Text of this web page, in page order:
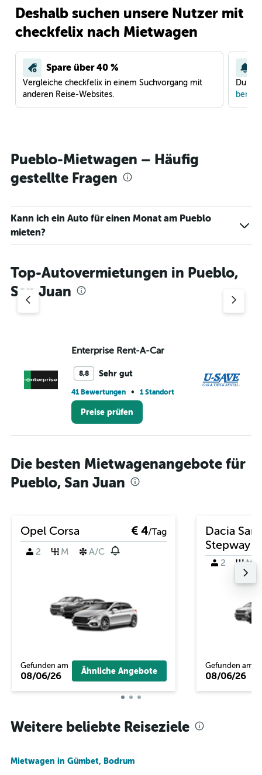
Deshalb suchen unsere Nutzer mit
checkfelix nach Mietwagen
Spare über 40 %
Vergleiche checkfelix in einem Suchvorgang mit
anderen Reise-Websites.
Du
Pueblo-Mietwagen – Häufig
gestellte Fragen
Kann ich ein Auto für einen Monat am Pueblo
mieten?
Top-Autovermietungen in Pueblo,
San Juan
Enterprise Rent-A-Car
8,8 Sehr gut
41 Bewertungen • 1 Standort
Preise prüfen
Die besten Mietwagenangebote für
Pueblo, San Juan
Opel Corsa € 4/Tag
2
M A/C
Gefunden am
08/06/26 Ähnliche Angebote
Dacia
Stepway
2 M
Gefunden am
08/06/26
Weitere beliebte Reiseziele
Mietwagen in Gümbet, Bodrum